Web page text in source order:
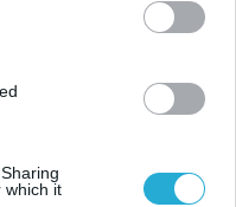
which it